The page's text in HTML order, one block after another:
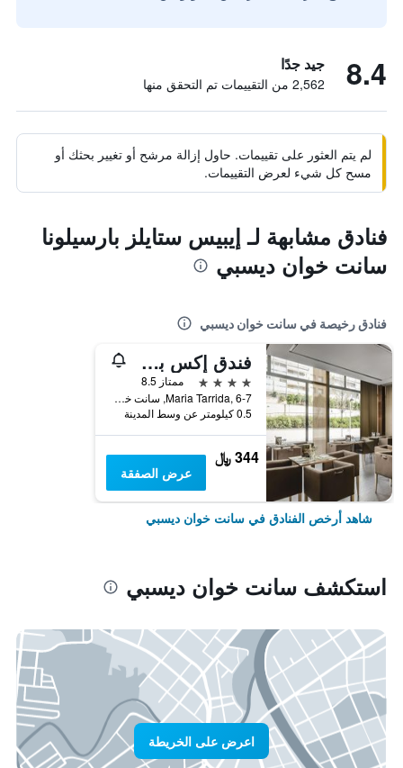
8.4 جيد جدًا
2,562 من التقييمات تم التحقق منها
لم يتم العثور على تقييمات. حاول إزالة مرشح أو تغيير بحثك أو
مسح كل شيء لعرض التقييمات.
فنادق مشابهة لـ إيبيس ستايلز بارسيلونا
سانت خوان ديسبي
فنادق رخيصة في سانت خوان ديسبي
فندق إكس برشلونة غيت
4 نجوم
ممتاز 8.5
Maria Tarrida, 6-7, سانت خوان ديسبي, كاتالونيا, أسبانيا
0.5 كيلومتر عن وسط المدينة
344 ﷼
عرض الصفقة
شاهد أرخص الفنادق في سانت خوان ديسبي
استكشف سانت خوان ديسبي
اعرض على الخريطة